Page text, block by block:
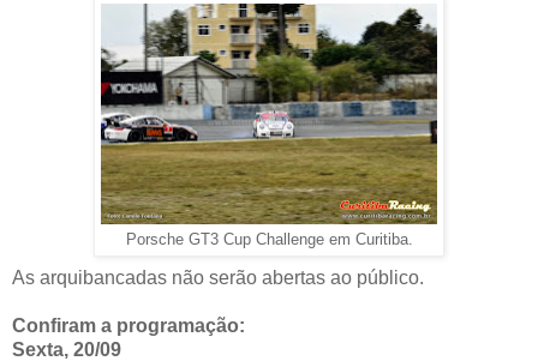
Porsche GT3 Cup Challenge em Curitiba.
As arquibancadas não serão abertas ao público.
Confiram a programação:
Sexta, 20/09